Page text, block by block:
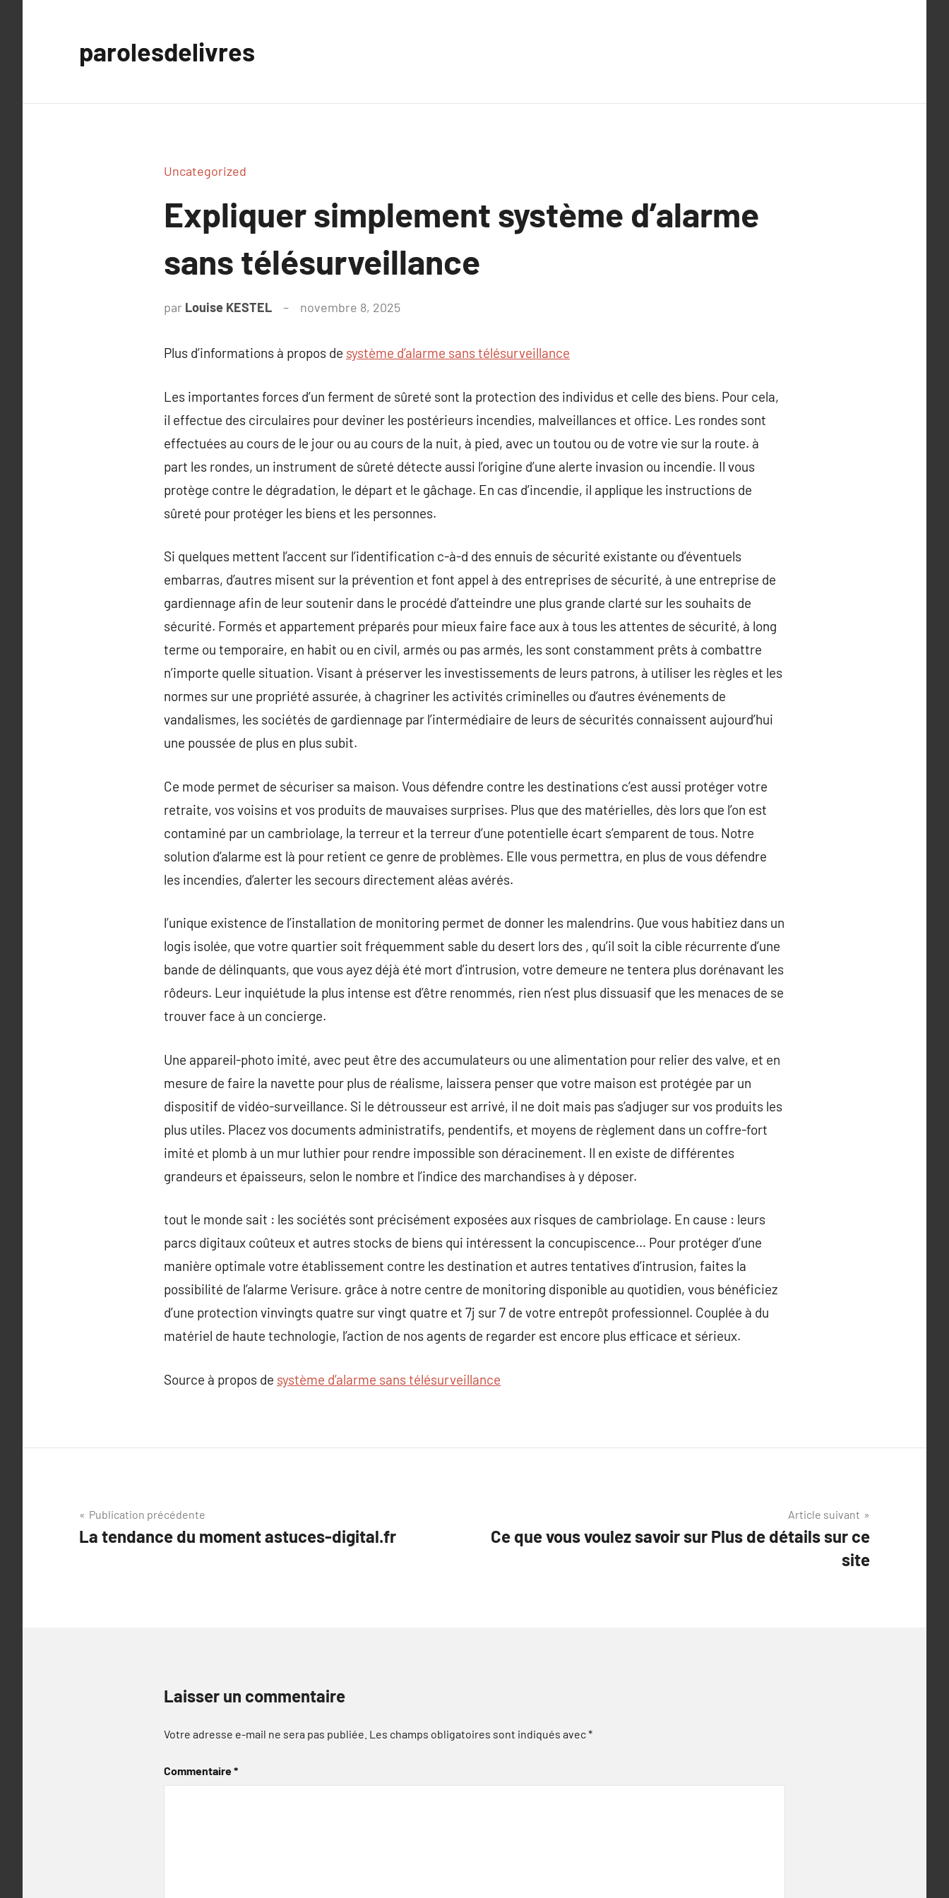
parolesdelivres
Uncategorized
Expliquer simplement système d’alarme
sans télésurveillance
par Louise KESTEL novembre 8, 2025
Plus d’informations à propos de système d’alarme sans télésurveillance
Les importantes forces d’un ferment de sûreté sont la protection des individus et celle des biens. Pour cela,
il effectue des circulaires pour deviner les postérieurs incendies, malveillances et office. Les rondes sont
effectuées au cours de le jour ou au cours de la nuit, à pied, avec un toutou ou de votre vie sur la route. à
part les rondes, un instrument de sûreté détecte aussi l’origine d’une alerte invasion ou incendie. Il vous
protège contre le dégradation, le départ et le gâchage. En cas d’incendie, il applique les instructions de
sûreté pour protéger les biens et les personnes.
Si quelques mettent l’accent sur l’identification c-à-d des ennuis de sécurité existante ou d’éventuels
embarras, d’autres misent sur la prévention et font appel à des entreprises de sécurité, à une entreprise de
gardiennage afin de leur soutenir dans le procédé d’atteindre une plus grande clarté sur les souhaits de
sécurité. Formés et appartement préparés pour mieux faire face aux à tous les attentes de sécurité, à long
terme ou temporaire, en habit ou en civil, armés ou pas armés, les sont constamment prêts à combattre
n’importe quelle situation. Visant à préserver les investissements de leurs patrons, à utiliser les règles et les
normes sur une propriété assurée, à chagriner les activités criminelles ou d’autres événements de
vandalismes, les sociétés de gardiennage par l’intermédiaire de leurs de sécurités connaissent aujourd’hui
une poussée de plus en plus subit.
Ce mode permet de sécuriser sa maison. Vous défendre contre les destinations c’est aussi protéger votre
retraite, vos voisins et vos produits de mauvaises surprises. Plus que des matérielles, dès lors que l’on est
contaminé par un cambriolage, la terreur et la terreur d’une potentielle écart s’emparent de tous. Notre
solution d’alarme est là pour retient ce genre de problèmes. Elle vous permettra, en plus de vous défendre
les incendies, d’alerter les secours directement aléas avérés.
l’unique existence de l’installation de monitoring permet de donner les malendrins. Que vous habitiez dans un
logis isolée, que votre quartier soit fréquemment sable du desert lors des , qu’il soit la cible récurrente d’une
bande de délinquants, que vous ayez déjà été mort d’intrusion, votre demeure ne tentera plus dorénavant les
rôdeurs. Leur inquiétude la plus intense est d’être renommés, rien n’est plus dissuasif que les menaces de se
trouver face à un concierge.
Une appareil-photo imité, avec peut être des accumulateurs ou une alimentation pour relier des valve, et en
mesure de faire la navette pour plus de réalisme, laissera penser que votre maison est protégée par un
dispositif de vidéo-surveillance. Si le détrousseur est arrivé, il ne doit mais pas s’adjuger sur vos produits les
plus utiles. Placez vos documents administratifs, pendentifs, et moyens de règlement dans un coffre-fort
imité et plomb à un mur luthier pour rendre impossible son déracinement. Il en existe de différentes
grandeurs et épaisseurs, selon le nombre et l’indice des marchandises à y déposer.
tout le monde sait : les sociétés sont précisément exposées aux risques de cambriolage. En cause : leurs
parcs digitaux coûteux et autres stocks de biens qui intéressent la concupiscence… Pour protéger d’une
manière optimale votre établissement contre les destination et autres tentatives d’intrusion, faites la
possibilité de l’alarme Verisure. grâce à notre centre de monitoring disponible au quotidien, vous bénéficiez
d’une protection vinvingts quatre sur vingt quatre et 7j sur 7 de votre entrepôt professionnel. Couplée à du
matériel de haute technologie, l’action de nos agents de regarder est encore plus efficace et sérieux.
Source à propos de système d’alarme sans télésurveillance
Navigation
de
Publication précédente
La tendance du moment astuces-digital.fr
Article suivant
Ce que vous voulez savoir sur Plus de détails sur ce
site
Laisser un commentaire
Votre adresse e-mail ne sera pas publiée. Les champs obligatoires sont indiqués avec*
Commentaire*